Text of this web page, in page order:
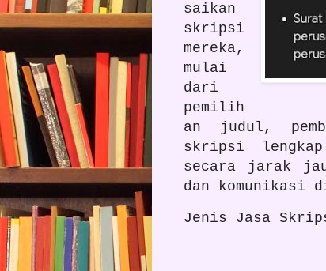
saikan
skripsi
mereka,
mulai
dari
pemilih
an judul,
skripsi
secara jarak
dan komunikasi
Jenis Jasa